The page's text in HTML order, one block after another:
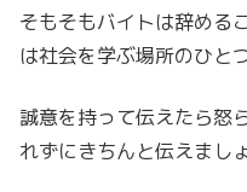
そもそもバイトは辞める
は社会を学ぶ場所のひと
誠意を持って伝えたら怒
れずにきちんと伝えましょ